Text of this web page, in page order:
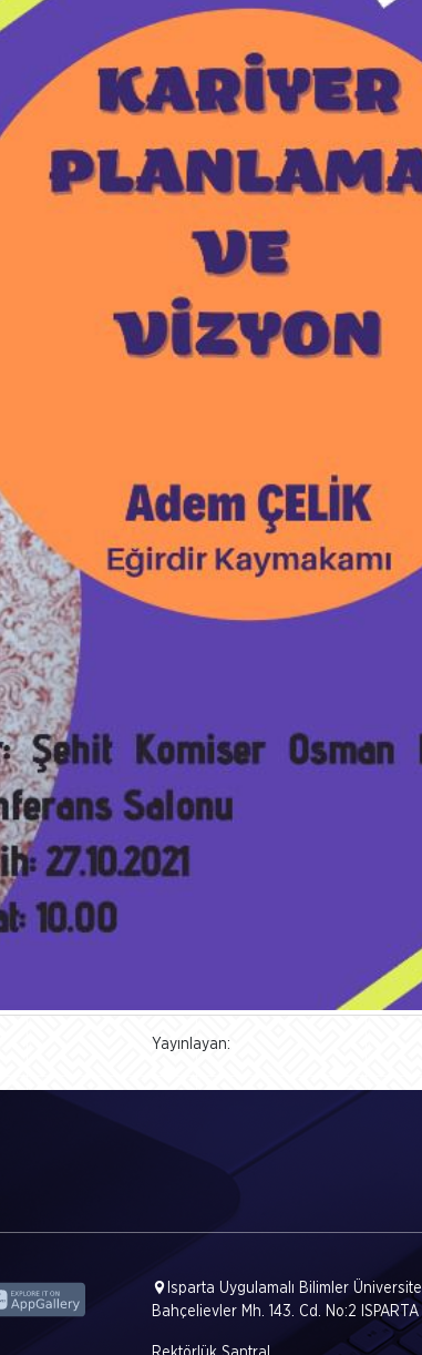
Yayınlayan:
Isparta Uygulamalı Bilimler
Bahçelievler Mh. 143. Cd. No:2 ISPARTA